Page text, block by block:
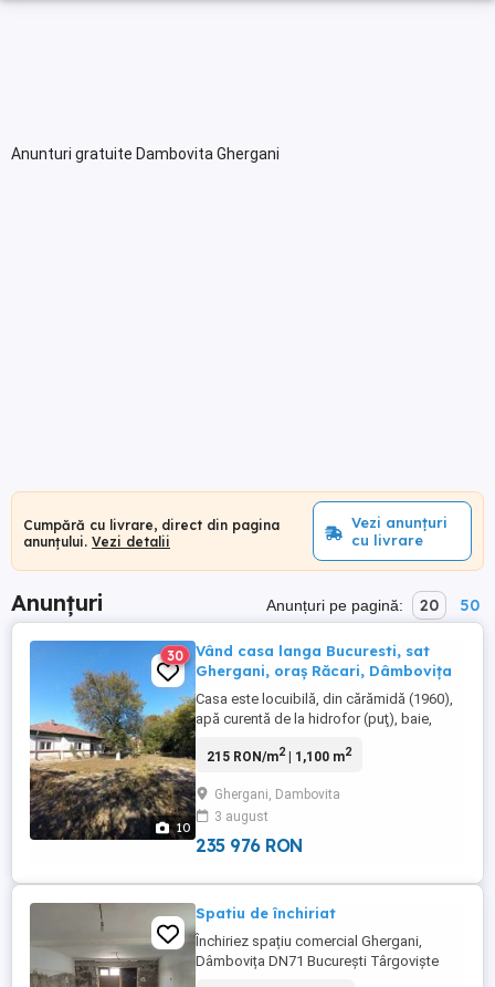
Anunturi gratuite Dambovita Ghergani
Cumpără cu livrare, direct din pagina
anunțului. Vezi detalii
Vezi anunțuri
cu livrare
Anunțuri Anunțuri pe pagină: 20 50
10
30
Vând casa langa Bucuresti, sat
Ghergani, oraş Răcari, Dâmboviţa
Casa este locuibilă, din cărămidă (1960),
apă curentă de la hidrofor (puţ), baie,
poartă. Terenul intravilan este de 1.100 de
metri pătraţi, situat în planul 2 faţă de
DN71 (zonă liniştită).
215 RON/m2| 1,100 m2
Ghergani, Dambovita
3 august
235 976 RON
Spatiu de închiriat
Închiriez spațiu comercial Ghergani,
Dâmbovița DN71 București Târgoviște